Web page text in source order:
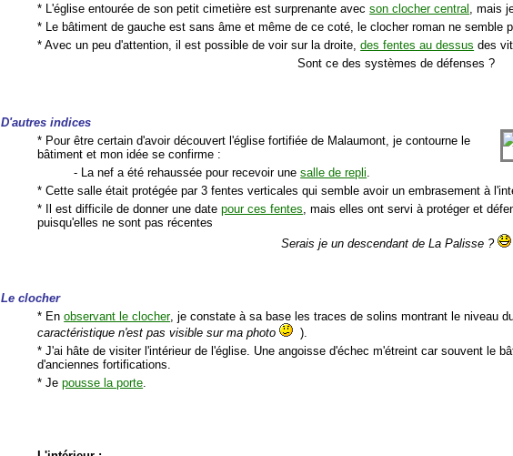
* L'église entourée de son petit cimetière est surprenante avecson clocher central , mais
* Le bâtiment de gauche est sans âme et même de ce coté, le clocher roman ne semble
* Avec un peu d'attention, il est possible de voir sur la droite,des fentes au dessus des
Sont ce des systèmes de défenses ?
D'autres indices
* Pour être certain d'avoir découvert l'église fortifiée de Malaumont, je contourne le
bâtiment et mon idée se confirme :
- La nef a été rehaussée pour recevoir unesalle de repli.
* Cette salle était protégée par 3 fentes verticales qui semble avoir un embrasement à
* Il est difficile de donner une datepour ces fentes, mais elles ont servi à protéger et
puisqu'elles ne sont pas récentes
Serais je un descendant de La Palisse ?
Le clocher
* Enobservant le clocher, je constate à sa base les traces de solins montrant le niveau
caractéristique n'est pas visible sur ma photo
).
* J'ai hâte de visiter l'intérieur de l'église. Une angoisse d'échec m'étreint car souvent le
d'anciennes fortifications.
* Jepousse la porte.